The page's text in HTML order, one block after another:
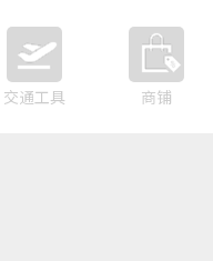
交通工具 商铺